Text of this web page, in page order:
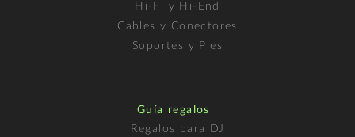
Hi-Fi y Hi-End
Cables y Conectores
Soportes y Pies
Guía regalos
Regalos para DJ